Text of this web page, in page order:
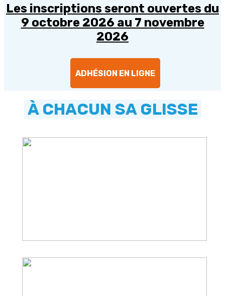
Les inscriptions seront ouvertes du
9 octobre 2026 au 7 novembre
2026
ADHÉSION EN LIGNE
À CHACUN SA GLISSE